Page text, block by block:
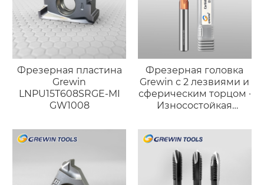
Фрезерная пластина
Grewin
LNPU15T608SRGE-MI
GW1008
Фрезерная головка
Grewin с 2 лезвиями и
сферическим торцом ·
Износостойкая